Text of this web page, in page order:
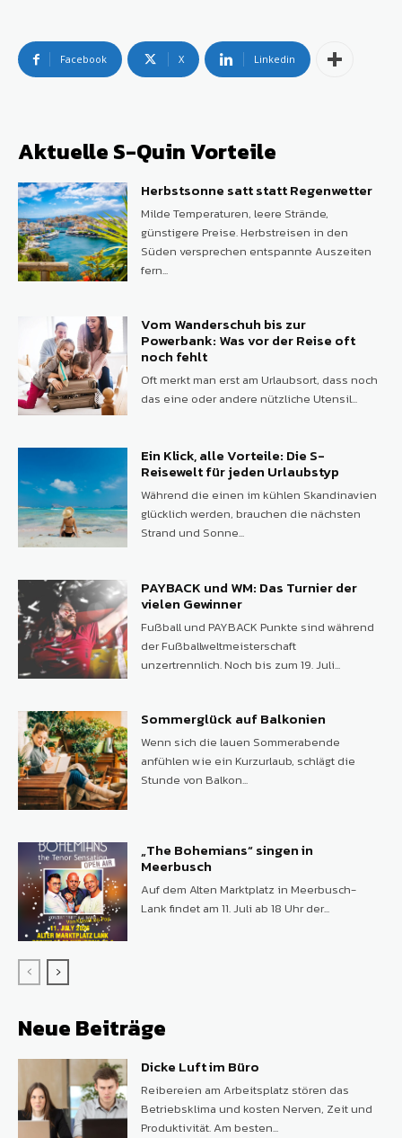
Facebook X Linkedin
Aktuelle S-Quin Vorteile
Herbstsonne satt statt Regenwetter
Milde Temperaturen, leere Strände,
günstigere Preise. Herbstreisen in den
Süden versprechen entspannte Auszeiten
fern...
Vom Wanderschuh bis zur
Powerbank: Was vor der Reise oft
noch fehlt
Oft merkt man erst am Urlaubsort, dass noch
das eine oder andere nützliche Utensil...
Ein Klick, alle Vorteile: Die S-
Reisewelt für jeden Urlaubstyp
Während die einen im kühlen Skandinavien
glücklich werden, brauchen die nächsten
Strand und Sonne...
PAYBACK und WM: Das Turnier der
vielen Gewinner
Fußball und PAYBACK Punkte sind während
der Fußballweltmeisterschaft
unzertrennlich. Noch bis zum 19. Juli...
Sommerglück auf Balkonien
Wenn sich die lauen Sommerabende
anfühlen wie ein Kurzurlaub, schlägt die
Stunde von Balkon...
„The Bohemians“ singen in
Meerbusch
Auf dem Alten Marktplatz in Meerbusch-
Lank findet am 11. Juli ab 18 Uhr der...
Neue Beiträge
Dicke Luft im Büro
Reibereien am Arbeitsplatz stören das
Betriebsklima und kosten Nerven, Zeit und
Produktivität. Am besten...